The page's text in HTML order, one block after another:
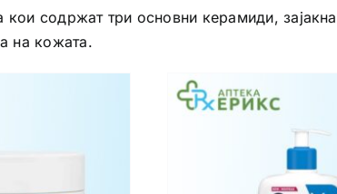
содржат три основни керамиди,
на кожата.